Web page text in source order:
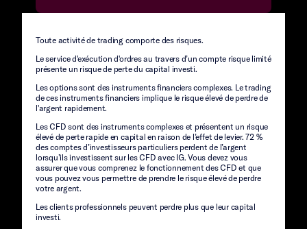
Toute activité de trading comporte des risques.
Le service d'exécution d'ordres au travers d’un compte risque limité
présente un risque de perte du capital investi.
Les options sont des instruments financiers complexes. Le trading
de ces instruments financiers implique le risque élevé de perdre de
l'argent rapidement.
Les CFD sont des instruments complexes et présentent un risque
élevé de perte rapide en capital en raison de l’effet de levier. 72 %
des comptes d’investisseurs particuliers perdent de l’argent
lorsqu’ils investissent sur les CFD avec IG. Vous devez vous
assurer que vous comprenez le fonctionnement des CFD et que
vous pouvez vous permettre de prendre le risque élevé de perdre
votre argent.
Les clients professionnels peuvent perdre plus que leur capital
investi.